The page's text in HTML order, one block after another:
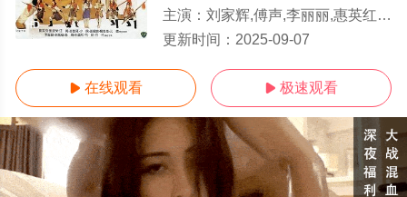
HD
主演： 刘家辉,傅声,李丽丽,惠英红,杨菁菁,王龙威,张展鹏,朱铁和,小侯,高飞,郭
更新时间： 2025-09-07
 在线观看  极速观看